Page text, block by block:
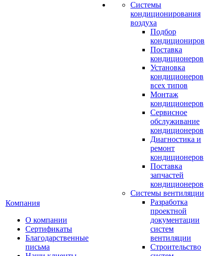
Компания
О компании
Сертификаты
Благодарственные
письма
Системы
кондиционирования
воздуха
Подбор
кондициониров
Поставка
кондиционеров
Установка
кондиционеров
всех типов
Монтаж
кондиционеров
Сервисное
обслуживание
кондиционеров
Диагностика и
ремонт
кондиционеров
Поставка
запчастей
кондиционеров
Системы вентиляции
Разработка
проектной
документации
систем
вентиляции
Строительство